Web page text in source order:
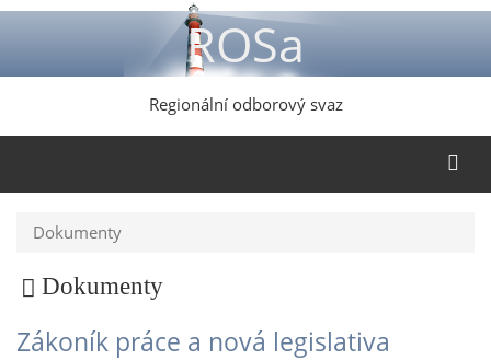
Přejít
obsahu
ROSa
Regionální odborový svaz
Dokumenty
Dokumenty
Zákoník práce a nová legislativa